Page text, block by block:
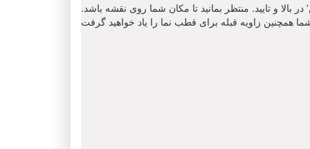
و تایید. منتظر بمانید تا مکان شما روی نقشه باشد.